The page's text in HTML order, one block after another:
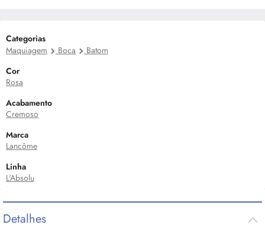
Categorias
Maquiagem
Boca
Batom
Cor
Rosa
Acabamento
Cremoso
Marca
Lancôme
Linha
L'Absolu
Detalhes